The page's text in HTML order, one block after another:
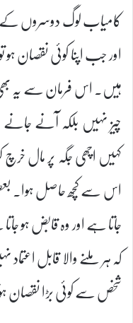
کامیاب لوگ دوسروں
اور جب اپنا کوئی نقصان
ہیں۔ اس فرمان سے یہ
چیز نہیں بلکہ آنے
کہیں اچھی جگہ پر مال
اس سے کچھ حاصل ہوا۔
جاتا ہے اور وہ قابض ہو
کہ ہر ملنے والا قابل
شخص سے کوئی بڑا نقصان